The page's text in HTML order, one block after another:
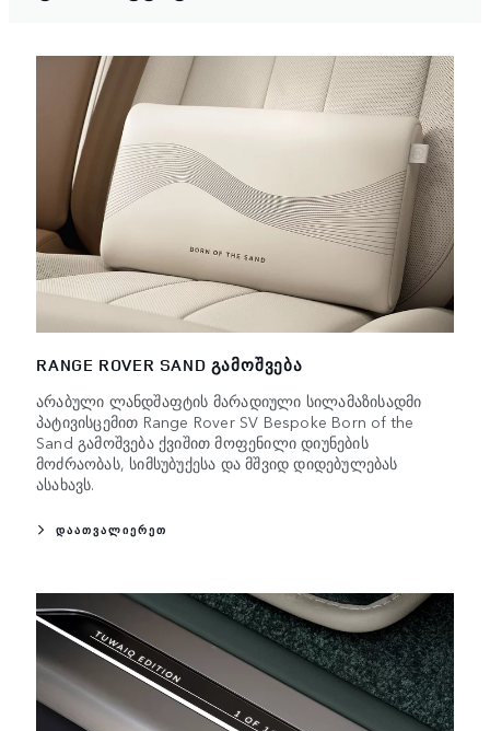
RANGE ROVER SAND ᲒᲐᲛᲝᲨᲕᲔᲑᲐ
არაბული ლანდშაფტის მარადიული სილამაზისადმი
პატივისცემით Range Rover SV Bespoke Born of the
Sand გამოშვება ქვიშით მოფენილი დიუნების
მოძრაობას, სიმსუბუქესა და მშვიდ დიდებულებას
ასახავს.
ᲓᲐᲐᲗᲕᲐᲚᲘᲔᲠᲔᲗ